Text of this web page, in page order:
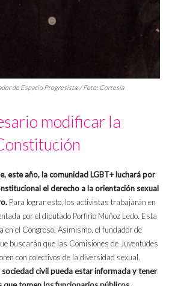
de Espacio Progresista. / Foto: Cortesía
modificar la
este año, la comunidad LGBT+ luchará por
el derecho a la orientación sexual
Para lograr esto, los activistas trabajarán en
por el diputado Porfirio Muñoz Ledo. Esta
en el Congreso. Asimismo, el fundador de
buscarán que las Comisiones de Juventudes
con colectivos de la diversidad sexual.
civil pueda estar informada y tener